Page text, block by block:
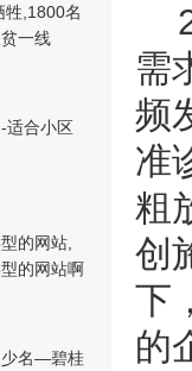
需
频
准
粗
创
下
的
牲,1800名
一线
适合小区
的网站,
的网站啊
少名—碧桂